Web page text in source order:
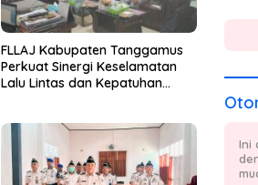
FLLAJ Kabupaten Tanggamus
Perkuat Sinergi Keselamatan
Lalu Lintas dan Kepatuhan
Ini